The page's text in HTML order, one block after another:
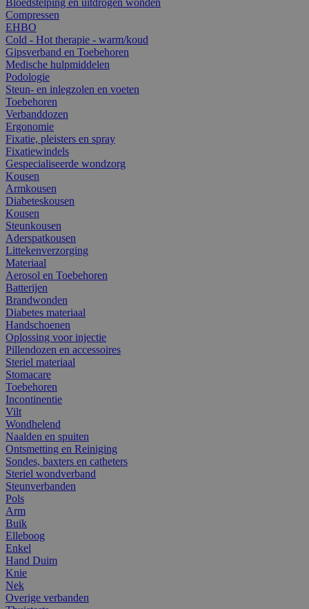
Compressen
EHBO
Cold - Hot therapie - warm/koud
Gipsverband en Toebehoren
Medische hulpmiddelen
Podologie
Steun- en inlegzolen en voeten
Toebehoren
Verbanddozen
Ergonomie
Fixatie, pleisters en spray
Fixatiewindels
Gespecialiseerde wondzorg
Kousen
Armkousen
Diabeteskousen
Kousen
Steunkousen
Aderspatkousen
Littekenverzorging
Materiaal
Aerosol en Toebehoren
Batterijen
Brandwonden
Diabetes materiaal
Handschoenen
Oplossing voor injectie
Pillendozen en accessoires
Steriel materiaal
Stomacare
Toebehoren
Incontinentie
Vilt
Wondhelend
Naalden en spuiten
Ontsmetting en Reiniging
Sondes, baxters en catheters
Steriel wondverband
Steunverbanden
Pols
Arm
Buik
Elleboog
Enkel
Hand Duim
Knie
Nek
Overige verbanden